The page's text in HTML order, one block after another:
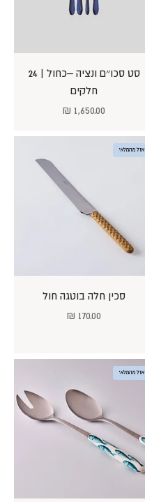
סט סכו״ם ונציה –כחול | 24
חלקים
מחיר מבצע
1,650.00 ₪
אזל מהמלאי
סכין חלה בוטגה חול
מחיר מבצע
170.00 ₪
אזל מהמלאי